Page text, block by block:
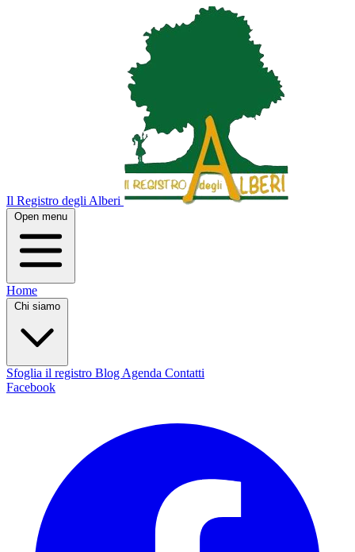
Il Registro degli Alberi
Open menu
Home
Chi siamo
Sfoglia il registro Blog Agenda Contatti
Facebook